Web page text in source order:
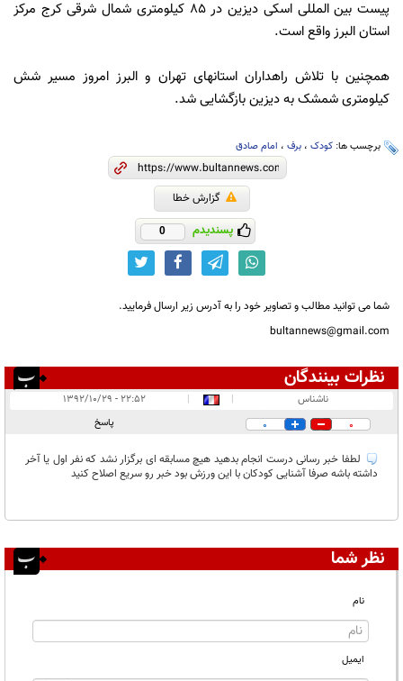
پیست بین المللی اسکی دیزین در 85 کیلومتری شمال شرقی کرج مرکز
استان البرز واقع است.
همچنین با تلاش راهداران استانهای تهران و البرز امروز مسیر شش
کیلومتری شمشک به دیزین بازگشایی شد.
برچسب ها: کودک ، برف ، امام صادق
گزارش خطا
پسندیدم 0
شما می توانید مطالب و تصاویر خود را به آدرس زیر ارسال فرمایید.
bultannews@gmail.com
نظرات بینندگان
در انتظار بررسی:۱
ناشناس |
|
۲۲:۵۲ - ۱۳۹۲/۱۰/۲۹
0
0 پاسخ
لطفا خبر رسانی درست انجام بدهید هیچ مسابقه ای برگزار نشد که نفر اول یا آخر
داشته باشه صرفا آشنایی کودکان با این ورزش بود خبر رو سریع اصلاح کنید
نظر شما
نام
ایمیل